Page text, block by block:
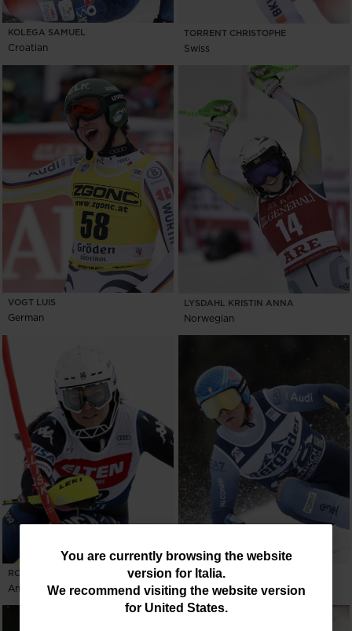
You
are
You are currently browsing the website
version for Italia.
We recommend visiting the website version
for United States.
KOLEGA SAMUEL
Croatian
TORRENT CHRISTOPHE
Swiss
VOGT LUIS
German
LYSDAHL KRISTIN ANNA
Norwegian
ROMANOV DASHA
American
ALLIOD BENJAMIN
Italian